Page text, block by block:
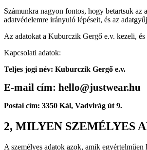
Számunkra nagyon fontos, hogy betartsuk az
adatvédelemre irányuló lépéseit, és az
Az adatokat a Kuburczik Gergő e.v. kezeli, és
Kapcsolati adatok:
Teljes jogi név: Kuburczik Gergő e.v.
E-mail cím: hello@justwear.hu
Postai cím: 3350 Kál, Vadvirág út 9.
2, MILYEN SZEMÉLYES
A személyes adatok azok, amik